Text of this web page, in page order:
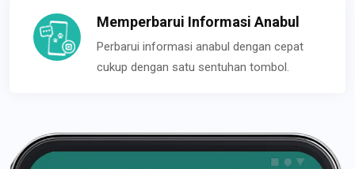
Memperbarui Informasi Anabul
Perbarui informasi anabul dengan cepat
cukup dengan satu sentuhan tombol.